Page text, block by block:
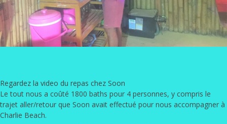
Regardez la video du repas chez Soon
Le tout nous a coûté 1800 baths pour 4 personnes, y compris le
trajet aller/retour que Soon avait effectué pour nous accompagner à
Charlie Beach.